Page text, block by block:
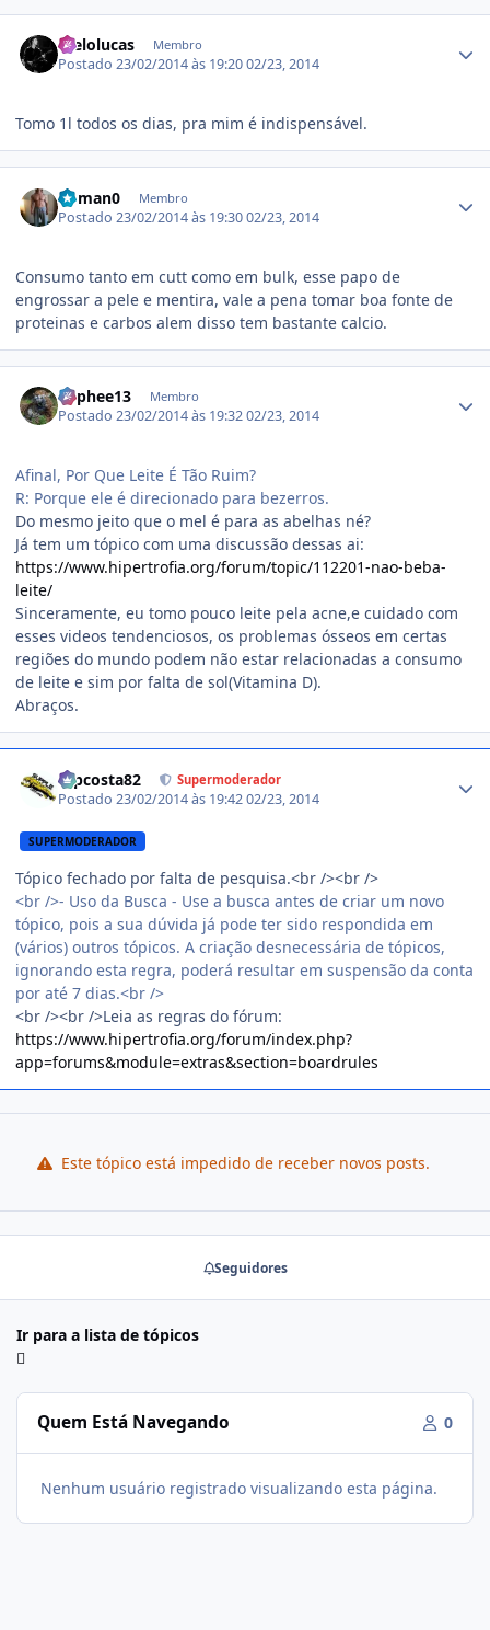
melolucas Membro
Postado23/02/2014 às 19:2002/23, 2014
Tomo 1l todos os dias, pra mim é indispensável.
Roman0 Membro
Postado23/02/2014 às 19:3002/23, 2014
Consumo tanto em cutt como em bulk, esse papo de
engrossar a pele e mentira, vale a pena tomar boa fonte de
proteinas e carbos alem disso tem bastante calcio.
Orphee13 Membro
Postado23/02/2014 às 19:3202/23, 2014
Afinal, Por Que Leite É Tão Ruim?
R: Porque ele é direcionado para bezerros.
Do mesmo jeito que o mel é para as abelhas né?
Já tem um tópico com uma discussão dessas ai:
https://www.hipertrofia.org/forum/topic/112201-nao-beba-
leite/
Sinceramente, eu tomo pouco leite pela acne,e cuidado com
esses videos tendenciosos, os problemas ósseos em certas
regiões do mundo podem não estar relacionadas a consumo
de leite e sim por falta de sol(Vitamina D).
Abraços.
mpcosta82 Supermoderador
Postado23/02/2014 às 19:4202/23, 2014
SUPERMODERADOR
Tópico fechado por falta de pesquisa.<br /><br />
<br />- Uso da Busca - Use a busca antes de criar um novo
tópico, pois a sua dúvida já pode ter sido respondida em
(vários) outros tópicos. A criação desnecessária de tópicos,
ignorando esta regra, poderá resultar em suspensão da conta
por até 7 dias.<br />
<br /><br />Leia as regras do fórum:
https://www.hipertrofia.org/forum/index.php?
app=forums&module=extras&section=boardrules
Este tópico está impedido de receber novos posts.
Seguidores
Ir para a lista de tópicos
Quem Está Navegando 0
Nenhum usuário registrado visualizando esta página.